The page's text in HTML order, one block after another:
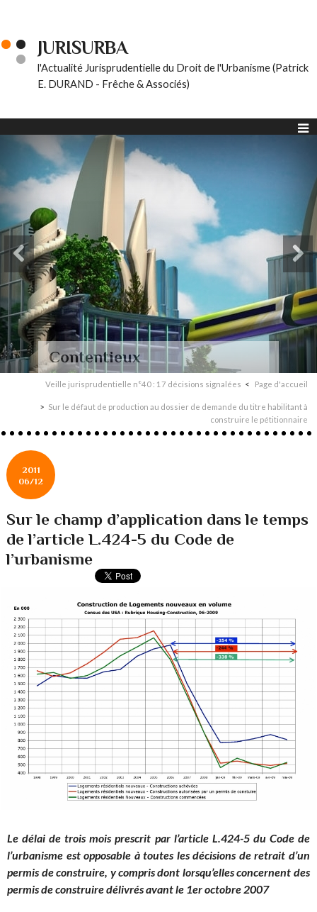
JURISURBA
l'Actualité Jurisprudentielle du Droit de l'Urbanisme (Patrick
E. DURAND - Frêche & Associés)
Contentieux
Veille jurisprudentielle n°40 : 17 décisions signalées Page d'accueil
Sur le défaut de production au dossier de demande du titre habilitant à
construire le pétitionnaire
2011
06/12
Sur le champ d’application dans le temps
de l’article L.424-5 du Code de
l’urbanisme
Le délai de trois mois prescrit par l’article L.424-5 du Code de
l’urbanisme est opposable à toutes les décisions de retrait d’un
permis de construire, y compris dont lorsqu’elles concernent des
permis de construire délivrés avant le 1er octobre 2007